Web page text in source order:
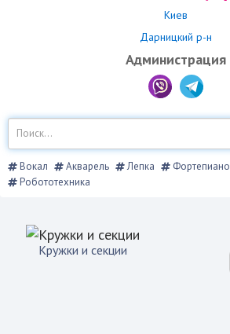
Киев
Дарницкий р-н
Администрация
Вокал Акварель Лепка Фортепиано
Робототехника
Кружки и секции